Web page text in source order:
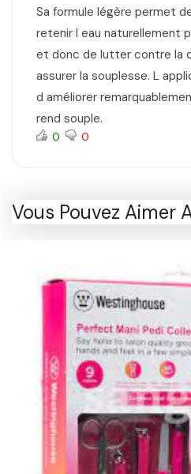
Sa formule légère permet
retenir l eau naturellement
et donc de lutter contre la
assurer la souplesse. L
d améliorer
rend souple.
0 0
Vous Pouvez Aimer